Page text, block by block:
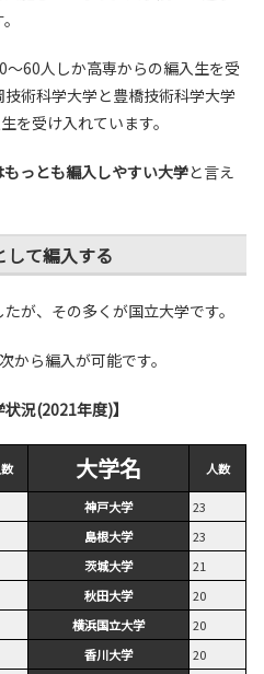
60人しか高専からの編入生を受
術科学大学と豊橋技術科学大学
を受け入れています。
っとも編入しやすい大学と言え
て編入する
が、その多くが国立大学です。
から編入が可能です。
況(2021年度)】
大学名 人数
神戸大学
23
島根大学
23
茨城大学
21
秋田大学
20
横浜国立大学
20
香川大学
20